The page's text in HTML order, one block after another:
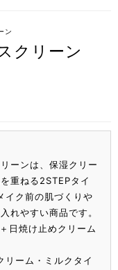
ン
クリーン
ーンは、保湿クリー
重ねる2STEPタイ
イク前の肌づくりや
れやすい商品です。
日焼け止めクリーム
リーム・ミルクタイ